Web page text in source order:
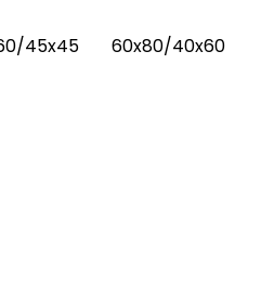
45x45 60x80/40x60